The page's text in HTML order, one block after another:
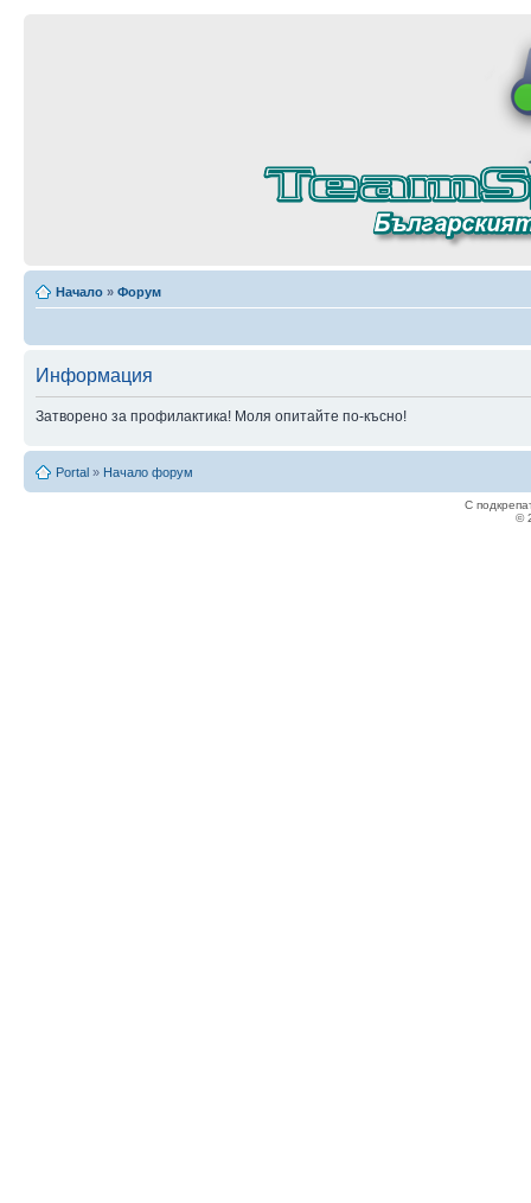
Начало » Форум
Информация
Затворено за профилактика! Моля опитайте по-късно!
Portal » Начало форум
С
©